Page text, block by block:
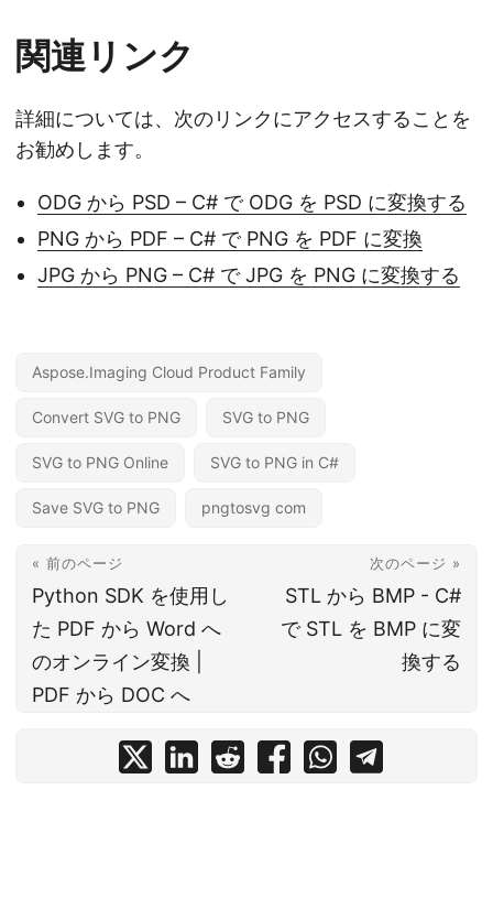
関連リンク
詳細については、次のリンクにアクセスすることを
お勧めします。
ODG から PSD – C# で ODG を PSD に変換する
PNG から PDF – C# で PNG を PDF に変換
JPG から PNG – C# で JPG を PNG に変換する
Aspose.Imaging Cloud Product Family
Convert SVG to PNG SVG to PNG
SVG to PNG Online SVG to PNG in C#
Save SVG to PNG pngtosvg com
« 前のページ
Python SDK を使用し
た PDF から Word へ
のオンライン変換 |
PDF から DOC へ
次のページ »
STL から BMP - C#
で STL を BMP に変
換する